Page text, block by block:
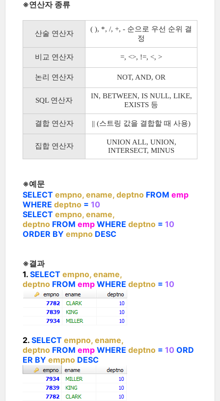
※연산자 종류
산술 연산자
( ), *, /, +, - 순으로 우선 순위 결
정
비교 연산자 =, <>, !=, <, >
논리 연산자 NOT, AND, OR
SQL 연산자
IN, BETWEEN, IS NULL, LIKE,
EXISTS 등
결합 연산자 || (스트링 값을 결합할 때 사용)
집합 연산자
UNION ALL, UNION,
INTERSECT, MINUS
※예문
SELECT empno, ename, deptno FROM emp
WHERE deptno = 10
SELECT empno, ename,
deptno FROM emp WHERE deptno = 10
ORDER BY empno DESC
※결과
1. SELECT empno, ename,
deptno FROM emp WHERE deptno = 10
2. SELECT empno, ename,
deptno FROM emp WHERE deptno = 10 ORD
ER BY empno DESC